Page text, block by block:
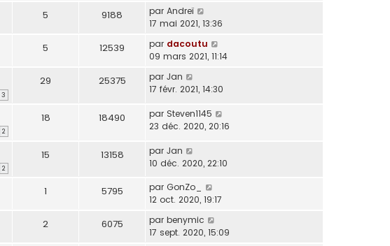
5 9188 par Andreï
17 mai 2021, 13:36
5 12539 par dacoutu
09 mars 2021, 11:14
3
29 25375 par Jan
17 févr. 2021, 14:30
2
18 18490 par Steven1145
23 déc. 2020, 20:16
2
15 13158 par Jan
10 déc. 2020, 22:10
1 5795 par GonZo_
12 oct. 2020, 19:17
2 6075 par benymic
17 sept. 2020, 15:09